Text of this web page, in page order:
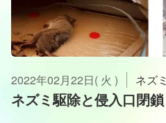
2022年02月22日( 火 ) ネズミ
ネズミ駆除と侵入口閉鎖